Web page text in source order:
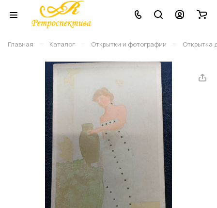
Главная – Каталог – Открытки и фотографии – Открытка